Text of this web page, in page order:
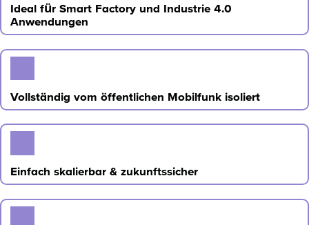
Ideal für Smart Factory und Industrie 4.0
Anwendungen
Vollständig vom öffentlichen Mobilfunk isoliert
Einfach skalierbar & zukunftssicher